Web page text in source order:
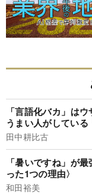
「言語化バカ」は
うまい人がしてい
田中耕比古
「暑いですね」が
った1つの理由〉
和田裕美